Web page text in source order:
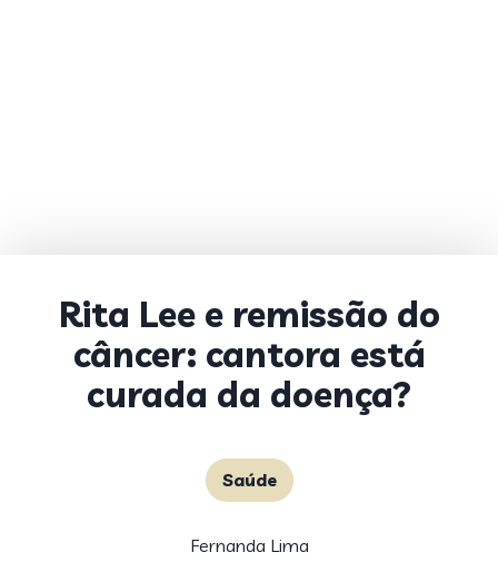
Rita Lee e remissão do
câncer: cantora está
curada da doença?
Saúde
Fernanda Lima